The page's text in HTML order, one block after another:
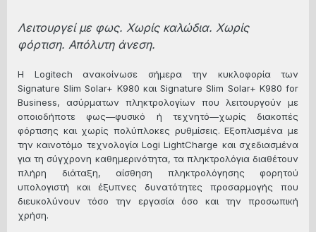
Λειτουργεί με φως. Χωρίς καλώδια. Χωρίς
φόρτιση. Απόλυτη άνεση.
Η Logitech ανακοίνωσε σήμερα την κυκλοφορία των
Signature Slim Solar+ K980 και Signature Slim Solar+ K980 for
Business, ασύρματων πληκτρολογίων που λειτουργούν με
οποιοδήποτε φως—φυσικό ή τεχνητό—χωρίς διακοπές
φόρτισης και χωρίς πολύπλοκες ρυθμίσεις. Εξοπλισμένα με
την καινοτόμο τεχνολογία Logi LightCharge και σχεδιασμένα
για τη σύγχρονη καθημερινότητα, τα πληκτρολόγια διαθέτουν
πλήρη διάταξη, αίσθηση πληκτρολόγησης φορητού
υπολογιστή και έξυπνες δυνατότητες προσαρμογής που
διευκολύνουν τόσο την εργασία όσο και την προσωπική
χρήση.